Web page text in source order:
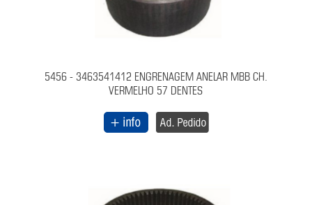
5456 - 3463541412 ENGRENAGEM ANELAR MBB CH.
VERMELHO 57 DENTES